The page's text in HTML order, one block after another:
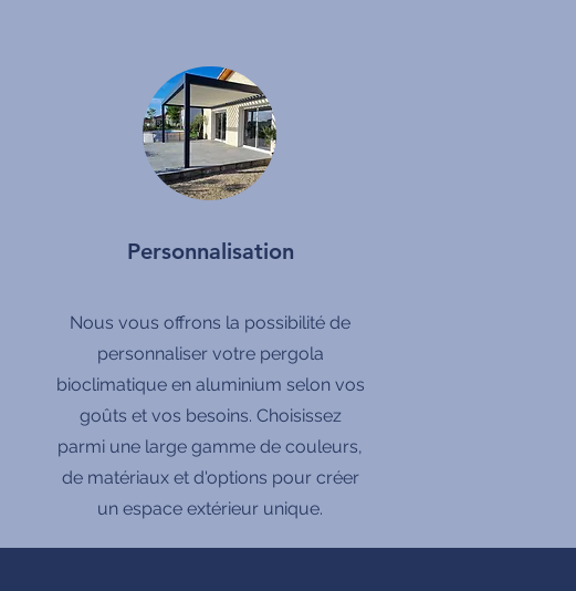
Personnalisation
Nous vous offrons la possibilité de
personnaliser votre pergola
bioclimatique en aluminium selon vos
goûts et vos besoins. Choisissez
parmi une large gamme de couleurs,
de matériaux et d'options pour créer
un espace extérieur unique.